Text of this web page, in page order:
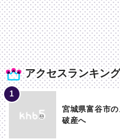
アクセスランキング
宮城県富谷市
破産へ